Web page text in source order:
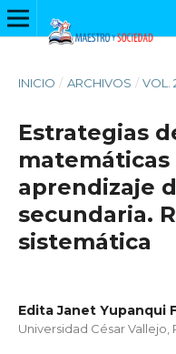
INICIO / ARCHIVOS / VOL.
Estrategias
aprendizaje
secundaria.
sistemática
Edita Janet Yupanqui
Universidad César Vallejo,